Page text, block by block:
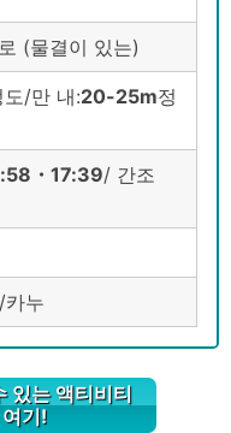
(물결이 있는)
도/만 내:20-25m정
・17:39/ 간조
카누
있는 액티비티
기!